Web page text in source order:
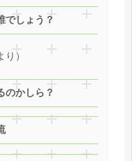
でしょう？
）
のかしら？